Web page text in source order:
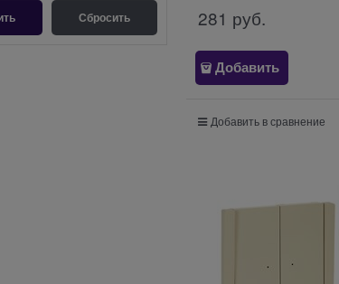
281 руб.
Добавить
Добавить в сравнение